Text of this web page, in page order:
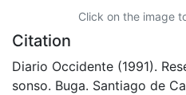
Click on the image
Citation
Diario Occidente (1991).
sonso. Buga. Santiago de